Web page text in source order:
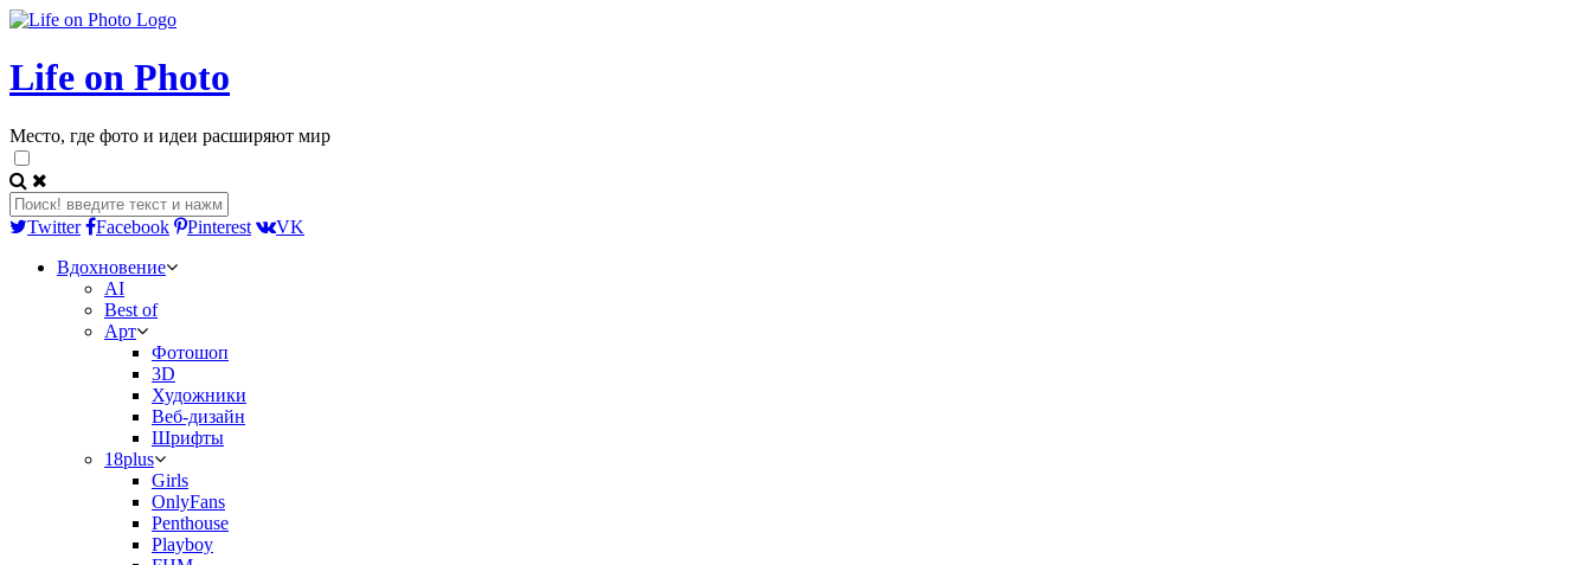
Life on Photo
Место, где фото и идеи расширяют мир
Twitter Facebook Pinterest
VK
Вдохновение
AI
Best of
Арт
Фотошоп
3D
Художники
Веб-дизайн
Шрифты
18plus
Girls
OnlyFans
Penthouse
Playboy